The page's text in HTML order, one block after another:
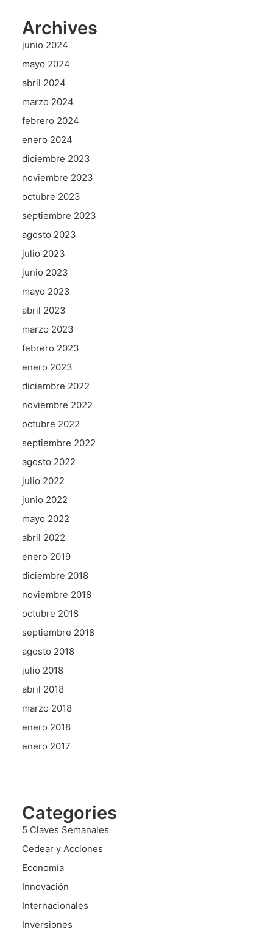
Archives
junio 2024
mayo 2024
abril 2024
marzo 2024
febrero 2024
enero 2024
diciembre 2023
noviembre 2023
octubre 2023
septiembre 2023
agosto 2023
julio 2023
junio 2023
mayo 2023
abril 2023
marzo 2023
febrero 2023
enero 2023
diciembre 2022
noviembre 2022
octubre 2022
septiembre 2022
agosto 2022
julio 2022
junio 2022
mayo 2022
abril 2022
enero 2019
diciembre 2018
noviembre 2018
octubre 2018
septiembre 2018
agosto 2018
julio 2018
abril 2018
marzo 2018
enero 2018
enero 2017
Categories
5 Claves Semanales
Cedear y Acciones
Economía
Innovación
Internacionales
Inversiones